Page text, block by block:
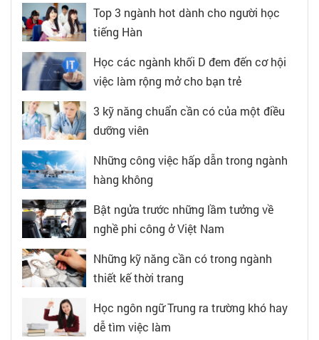
Top 3 ngành hot dành cho người học
tiếng Hàn
Học các ngành khối D đem đến cơ hội
việc làm rộng mở cho bạn trẻ
3 kỹ năng chuẩn cần có của một điều
dưỡng viên
Những công việc hấp dẫn trong ngành
hàng không
Bật ngửa trước những lầm tưởng về
nghề phi công ở Việt Nam
Những kỹ năng cần có trong ngành
thiết kế thời trang
Học ngôn ngữ Trung ra trường khó hay
dễ tìm việc làm